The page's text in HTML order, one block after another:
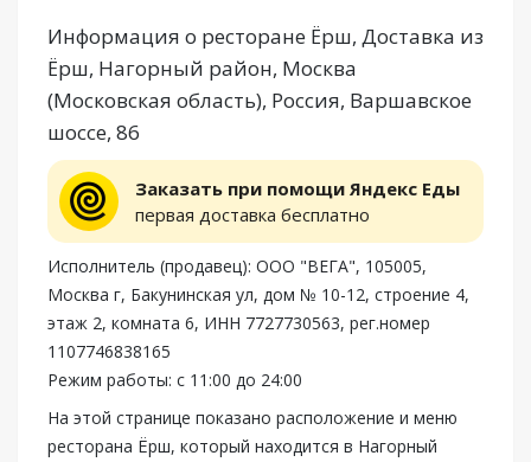
Информация о ресторане Ёрш, Доставка из
Ёрш, Нагорный район, Москва
(Московская область), Россия, Варшавское
шоссе, 86
Заказать при помощи Яндекс Еды
первая доставка бесплатно
Исполнитель (продавец): ООО "ВЕГА", 105005,
Москва г, Бакунинская ул, дом № 10-12, строение 4,
этаж 2, комната 6, ИНН 7727730563, рег.номер
1107746838165
Режим работы: с 11:00 до 24:00
На этой странице показано расположение и меню
ресторана Ёрш, который находится в Нагорный